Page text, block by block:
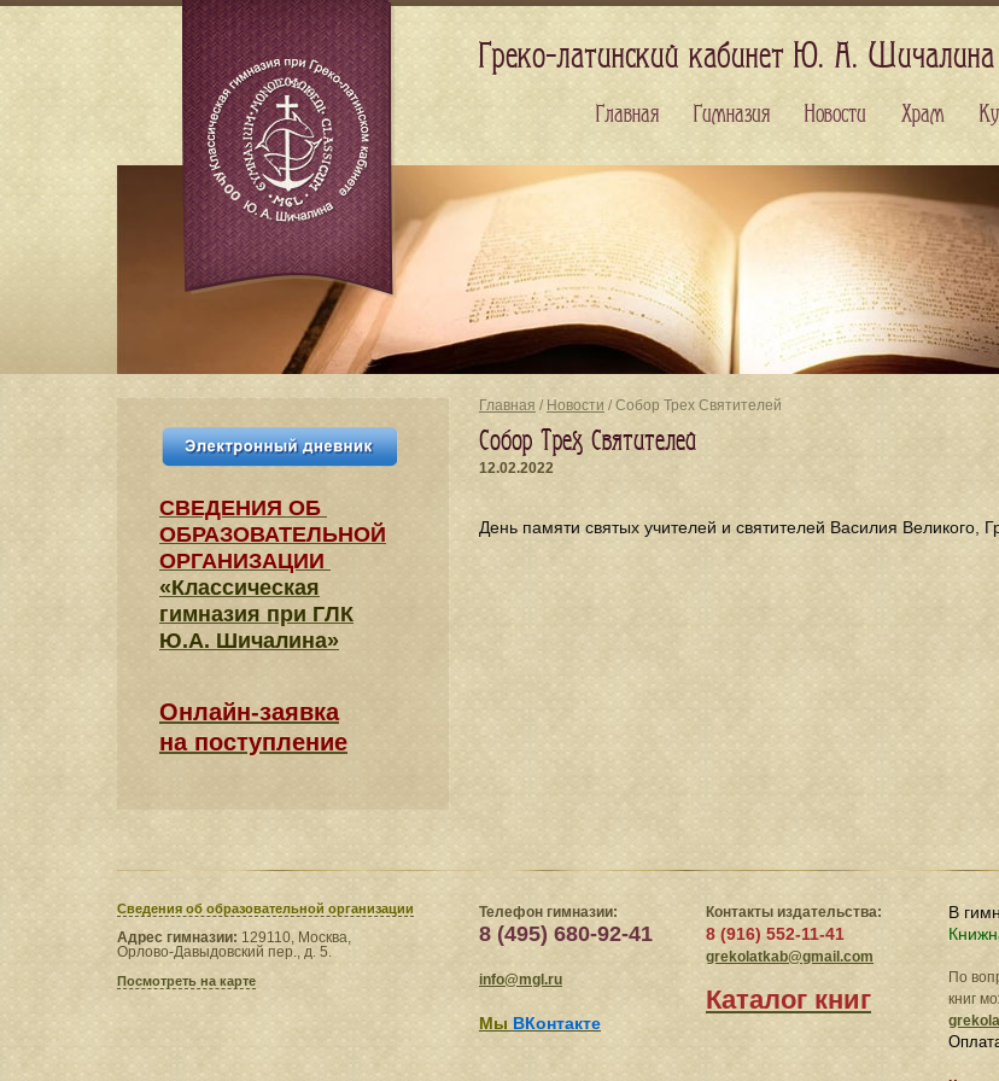
Главная / Новости / Собор Трех Святителей
Собор Трех Святителей
12.02.2022
День памяти святых учителей и святителей Василия Великого,
СВЕДЕНИЯ​ ОБ
ОБРАЗОВАТЕЛЬНОЙ
ОРГАНИЗАЦИИ
«Классическая
гимназия при ГЛК
Ю.А. Шичалина»
Онлайн-заявка
на поступление
Сведения​ об образовательной организации
Адрес гимназии: 129110, Москва,
Орлово-Давыдовский пер., д. 5.
Посмотреть на карте
Телефон гимназии:
8 (495) 680-92-41
info@mgl.ru
Мы ВКонтакте
Контакты издательства:
8 (916) 552-11-41
grekolatkab@gmail.com
Каталог книг
В
По
книг
Греко-латинский кабинет Ю. А. Шичалина
Главная Гимназия Новости Храм